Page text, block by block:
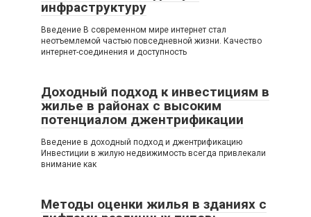
инфраструктуру
Введение В современном мире интернет стал
неотъемлемой частью повседневной жизни. Качество
интернет-соединения и доступность
Доходный подход к инвестициям в
жилье в районах с высоким
потенциалом джентрификации
Введение в доходный подход и джентрификацию
Инвестиции в жилую недвижимость всегда привлекали
внимание как
Методы оценки жилья в зданиях с